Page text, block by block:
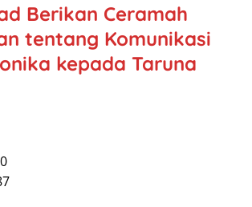
Berikan Ceramah
tentang Komunikasi
kepada Taruna